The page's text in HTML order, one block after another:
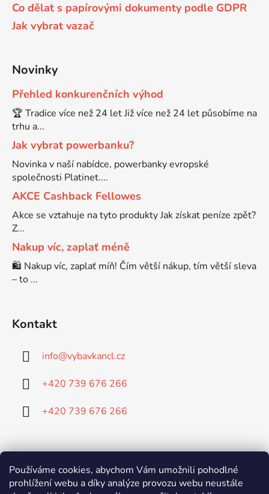
Používáme cookies, abychom Vám umožnili pohodlné
prohlížení webu a díky analýze provozu webu neustále
Co dělat s papírovými dokumenty podle GDPR
Jak vybrat vazač
Novinky
Přehled konkurenčních výhod
🏆 Tradice více než 24 let Již více než 24 let působíme na
trhu a...
Jak vybrat powerbanku?
Novinka v naší nabídce, powerbanky evropské
společnosti Platinet....
AKCE Cashback Fellowes
Akce se vztahuje na tyto produkty Jak získat peníze zpět?
Z...
Nakup víc, zaplať méně
🛍️ Nakup víc, zaplať míň! Čím větší nákup, tím větší sleva
– to ...
Kontakt
info@vybavkancl.cz
+420 739 676 266
+420 739 676 266